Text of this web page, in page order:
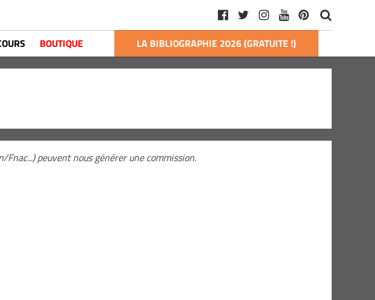
BOUTIQUE LA BIBLIOGRAPHIE 2026 (GRATUITE !)
peuvent nous générer une commission.